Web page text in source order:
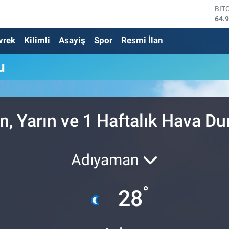
Kilimli Asayiş Spor Resmi İlan
Yarın ve 1 Haftalık Hava
Adıyaman
28°